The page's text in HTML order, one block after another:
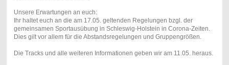
Unsere Erwartungen an euch:
Ihr haltet euch an die am 17.05. geltenden Regelungen bzgl. der
gemeinsamen Sportausübung in Schleswig-Holstein in Corona-Zeiten.
Dies gilt vor allem für die Abstandsregelungen und Gruppengrößen.
Die Tracks und alle weiteren Informationen geben wir am 11.05. heraus.